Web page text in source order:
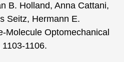
B. Holland, Anna Cattani,
Seitz, Hermann E.
Molecule Optomechanical
1103-1106.